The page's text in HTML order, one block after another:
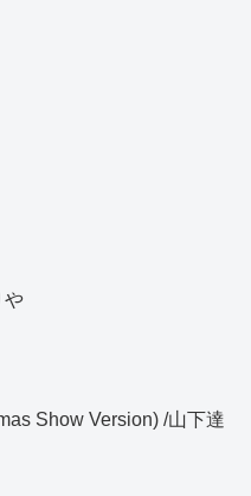
や
Show Version) /山下達